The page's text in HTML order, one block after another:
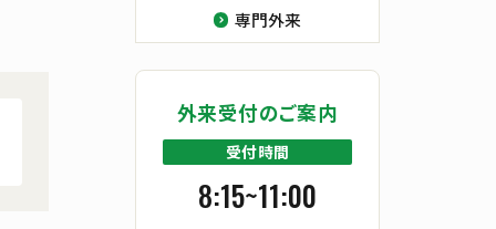
専門外来
外来受付のご案内
受付時間
8:15~11:00